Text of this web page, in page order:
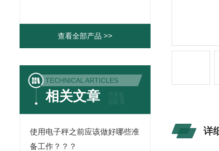
查看全部产品 >>
TECHNICAL ARTICLES
相关文章
使用电子秤之前应该做好哪些准
备工作？？？
详